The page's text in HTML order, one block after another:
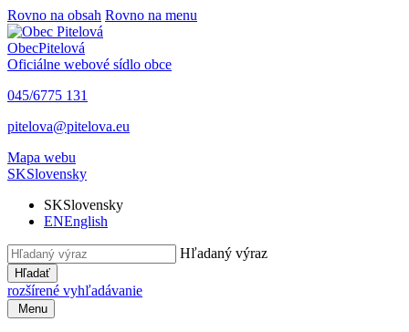
Rovno na obsah Rovno na menu
ObecPitelová
Oficiálne webové sídlo obce
045/6775 131
pitelova@pitelova.eu
Mapa webu
SKSlovensky
SKSlovensky
ENEnglish
Hľadaný výraz
Hľadať
rozšírené vyhľadávanie
Menu